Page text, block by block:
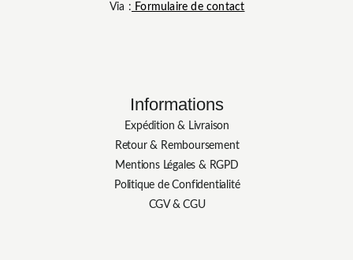
Via : Formulaire de contact
Informations
Expédition & Livraison
Retour & Remboursement
Mentions Légales & RGPD
Politique de Confidentialité
CGV & CGU